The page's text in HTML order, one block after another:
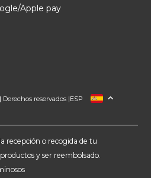
Apple pay
reservados |
FRANCIA
ALEMANIA
PAÍSES BAJOS
ESP
recepción o recogida de tu
y ser reembolsado.